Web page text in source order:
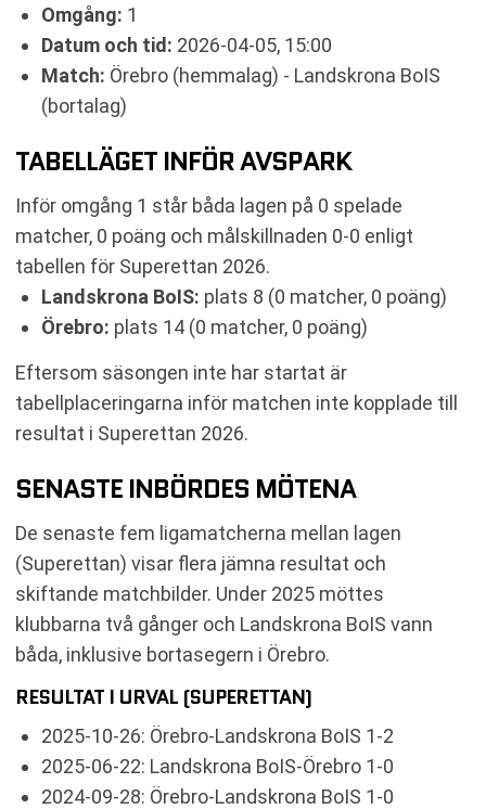
Omgång: 1
Datum och tid: 2026-04-05, 15:00
Match: Örebro (hemmalag) - Landskrona BoIS
(bortalag)
TABELLÄGET INFÖR AVSPARK
Inför omgång 1 står båda lagen på 0 spelade
matcher, 0 poäng och målskillnaden 0-0 enligt
tabellen för Superettan 2026.
Landskrona BoIS: plats 8 (0 matcher, 0 poäng)
Örebro: plats 14 (0 matcher, 0 poäng)
Eftersom säsongen inte har startat är
tabellplaceringarna inför matchen inte kopplade till
resultat i Superettan 2026.
SENASTE INBÖRDES MÖTENA
De senaste fem ligamatcherna mellan lagen
(Superettan) visar flera jämna resultat och
skiftande matchbilder. Under 2025 möttes
klubbarna två gånger och Landskrona BoIS vann
båda, inklusive bortasegern i Örebro.
RESULTAT I URVAL (SUPERETTAN)
2025-10-26: Örebro-Landskrona BoIS 1-2
2025-06-22: Landskrona BoIS-Örebro 1-0
2024-09-28: Örebro-Landskrona BoIS 1-0